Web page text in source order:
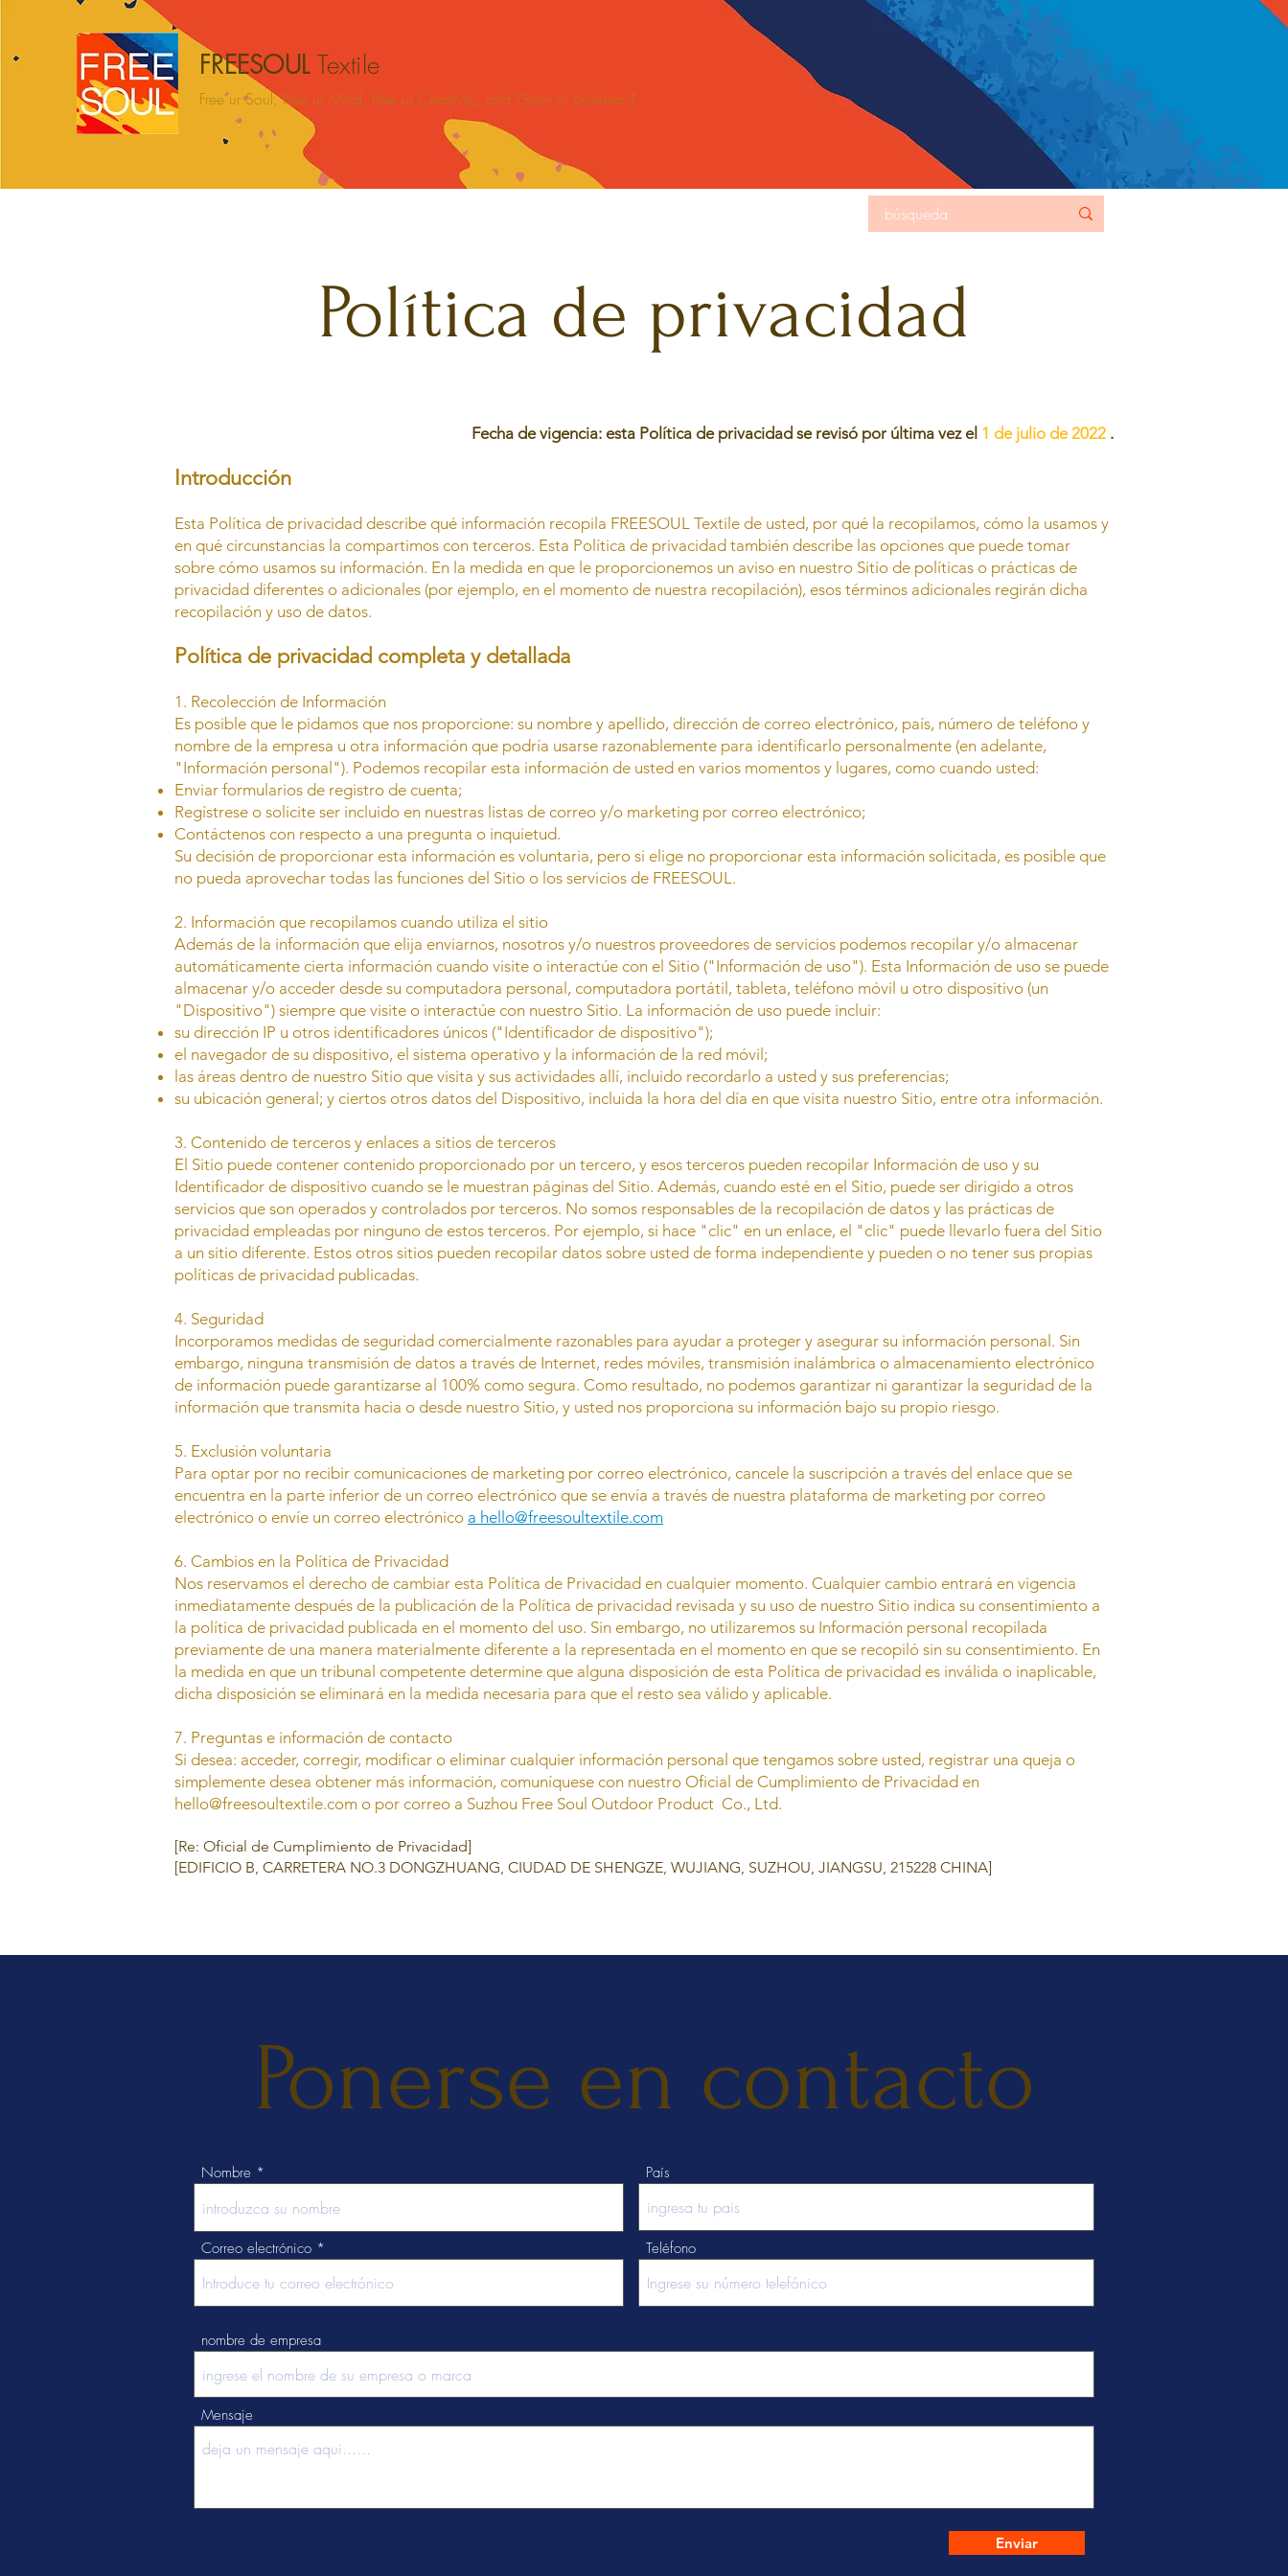
FREESOULTextile
Free ur Soul, Free ur Mind, Free ur Creativity, and Grow ur Business！
MORE
Política de privacidad
Fecha de vigencia: esta Política de privacidad se revisó por última vez el 1 de julio de 2022 .
Introducción
Esta Política de privacidad describe qué información recopila FREESOUL Textile de usted, por qué la recopilamos, cómo la usamos y
en qué circunstancias la compartimos con terceros. Esta Política de privacidad también describe las opciones que puede tomar
sobre cómo usamos su información. En la medida en que le proporcionemos un aviso en nuestro Sitio de políticas o prácticas de
privacidad diferentes o adicionales (por ejemplo, en el momento de nuestra recopilación), esos términos adicionales regirán dicha
recopilación y uso de datos.
Política de privacidad completa y detallada
1. Recolección de Información
Es posible que le pidamos que nos proporcione: su nombre y apellido, dirección de correo electrónico, país, número de teléfono y
nombre de la empresa u otra información que podría usarse razonablemente para identificarlo personalmente (en adelante,
"Información personal"). Podemos recopilar esta información de usted en varios momentos y lugares, como cuando usted:
Enviar formularios de registro de cuenta;
Regístrese o solicite ser incluido en nuestras listas de correo y/o marketing por correo electrónico;
Contáctenos con respecto a una pregunta o inquietud.
Su decisión de proporcionar esta información es voluntaria, pero si elige no proporcionar esta información solicitada, es posible que
no pueda aprovechar todas las funciones del Sitio o los servicios de FREESOUL.
2. Información que recopilamos cuando utiliza el sitio
Además de la información que elija enviarnos, nosotros y/o nuestros proveedores de servicios podemos recopilar y/o almacenar
automáticamente cierta información cuando visite o interactúe con el Sitio ("Información de uso"). Esta Información de uso se puede
almacenar y/o acceder desde su computadora personal, computadora portátil, tableta, teléfono móvil u otro dispositivo (un
"Dispositivo") siempre que visite o interactúe con nuestro Sitio. La información de uso puede incluir:
su dirección IP u otros identificadores únicos ("Identificador de dispositivo");
el navegador de su dispositivo, el sistema operativo y la información de la red móvil;
las áreas dentro de nuestro Sitio que visita y sus actividades allí, incluido recordarlo a usted y sus preferencias;
su ubicación general; y ciertos otros datos del Dispositivo, incluida la hora del día en que visita nuestro Sitio, entre otra información.
3. Contenido de terceros y enlaces a sitios de terceros
El Sitio puede contener contenido proporcionado por un tercero, y esos terceros pueden recopilar Información de uso y su
Identificador de dispositivo cuando se le muestran páginas del Sitio. Además, cuando esté en el Sitio, puede ser dirigido a otros
servicios que son operados y controlados por terceros. No somos responsables de la recopilación de datos y las prácticas de
privacidad empleadas por ninguno de estos terceros. Por ejemplo, si hace "clic" en un enlace, el "clic" puede llevarlo fuera del Sitio
a un sitio diferente. Estos otros sitios pueden recopilar datos sobre usted de forma independiente y pueden o no tener sus propias
políticas de privacidad publicadas.
4. Seguridad
Incorporamos medidas de seguridad comercialmente razonables para ayudar a proteger y asegurar su información personal. Sin
embargo, ninguna transmisión de datos a través de Internet, redes móviles, transmisión inalámbrica o almacenamiento electrónico
de información puede garantizarse al 100% como segura. Como resultado, no podemos garantizar ni garantizar la seguridad de la
información que transmita hacia o desde nuestro Sitio, y usted nos proporciona su información bajo su propio riesgo.
5. Exclusión voluntaria
Para optar por no recibir comunicaciones de marketing por correo electrónico, cancele la suscripción a través del enlace que se
encuentra en la parte inferior de un correo electrónico que se envía a través de nuestra plataforma de marketing por correo
electrónico o envíe un correo electrónico a hello@freesoultextile.com
6. Cambios en la Política de Privacidad
Nos reservamos el derecho de cambiar esta Política de Privacidad en cualquier momento. Cualquier cambio entrará en vigencia
inmediatamente después de la publicación de la Política de privacidad revisada y su uso de nuestro Sitio indica su consentimiento a
la política de privacidad publicada en el momento del uso. Sin embargo, no utilizaremos su Información personal recopilada
previamente de una manera materialmente diferente a la representada en el momento en que se recopiló sin su consentimiento. En
la medida en que un tribunal competente determine que alguna disposición de esta Política de privacidad es inválida o inaplicable,
dicha disposición se eliminará en la medida necesaria para que el resto sea válido y aplicable.
7. Preguntas e información de contacto
Si desea: acceder, corregir, modificar o eliminar cualquier información personal que tengamos sobre usted, registrar una queja o
simplemente desea obtener más información, comuníquese con nuestro Oficial de Cumplimiento de Privacidad en
hello@freesoultextile.com o por correo a Suzhou Free Soul Outdoor Product Co., Ltd.
[Re: Oficial de Cumplimiento de Privacidad]
[EDIFICIO B, CARRETERA NO.3 DONGZHUANG, CIUDAD DE SHENGZE, WUJIANG, SUZHOU, JIANGSU, 215228 CHINA]
Ponerse en contacto
Nombre
Correo electrónico
País
Teléfono
nombre de empresa
Mensaje
Enviar